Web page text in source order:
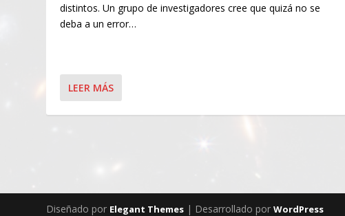
distintos. Un grupo de investigadores cree que quizá no se
deba a un error…
LEER MÁS
Diseñado por Elegant Themes | Desarrollado porWordPress